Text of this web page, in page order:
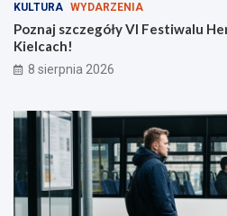
a
j
o
w
e
o
i
ę
ń
s
k
i
e
w
e
KULTURA WYDARZENIA
Poznaj szczegóły VI Festiwalu
Kielcach!
8 sierpnia 2026